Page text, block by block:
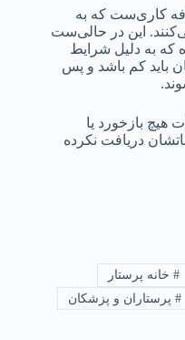
کاری‌ست که به
می‌کنند. این در حالی‌ست
که به دلیل شرایط
باید کم باشد و پس
بازخورد یا
دریافت نکرده‌
# خانه پرستار
# پرستاران و پزشکان